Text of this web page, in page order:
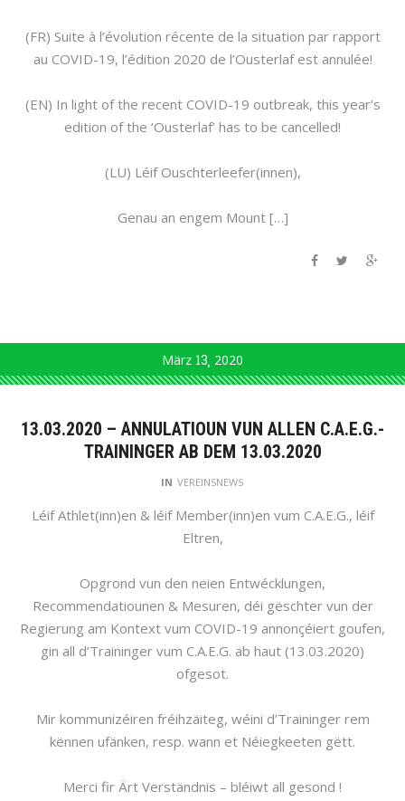
(FR) Suite à l’évolution récente de la situation par rapport
au COVID-19, l’édition 2020 de l’Ousterlaf est annulée!
(EN) In light of the recent COVID-19 outbreak, this year’s
edition of the ‘Ousterlaf’ has to be cancelled!
(LU) Léif Ouschterleefer(innen),
Genau an engem Mount […]
März 13 2020
13.03.2020 – ANNULATIOUN VUN ALLEN C.A.E.G.-
TRAININGER AB DEM 13.03.2020
IN VEREINSNEWS
Léif Athlet(inn)en & léif Member(inn)en vum C.A.E.G., léif
Eltren,
Opgrond vun den neien Entwécklungen,
Recommendatiounen & Mesuren, déi gëschter vun der
Regierung am Kontext vum COVID-19 annonçéiert goufen,
gin all d’Traininger vum C.A.E.G. ab haut (13.03.2020)
ofgesot.
Mir kommunizéiren fréihzäiteg, wéini d’Traininger rem
kënnen ufänken, resp. wann et Néiegkeeten gëtt.
Merci fir Ärt Verständnis – bléiwt all gesond !